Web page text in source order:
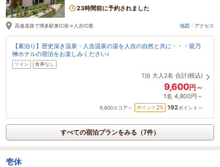
23時間前に予約されました
高速道路で博多駅東IC発→人吉IC着 地図・アクセス
【素泊り】歴史深き温泉・人吉温泉の湯を人吉の自然と共に・・・龍乃
榊ホテルの宿泊をお楽しみください♪
ツイン 食事なし
1泊 大人2名 合計(税込)
9,600円～
1名 4,800円～
9,600スコア～ ポイント 2% 192ポイント～
すべての宿泊プランをみる（7件）
壱休